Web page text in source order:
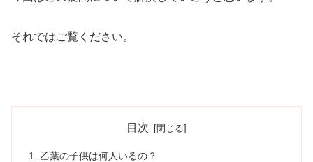
それではご覧ください。
目次
乙葉の子供は何人いるの？